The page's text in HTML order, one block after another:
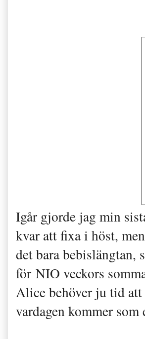
Igår gjorde jag min
kvar att fixa i höst,
det bara
för NIO veckors
Alice behöver ju tid
vardagen kommer